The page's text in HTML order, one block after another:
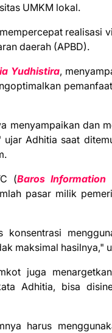
UMKM lokal.
realisasi
daerah (APBD).
Yudhistira,
menyampaikan dan
ujar Adhitia saat
(Baros Information
pasar milik
konsentrasi
maksimal hasilnya,"
juga
Adhitia, bisa
harus